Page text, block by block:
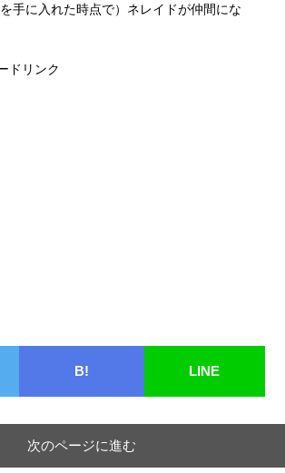
を手に入れた時点で）ネレイドが仲間にな
ドリンク
B! LINE
次のページに進む